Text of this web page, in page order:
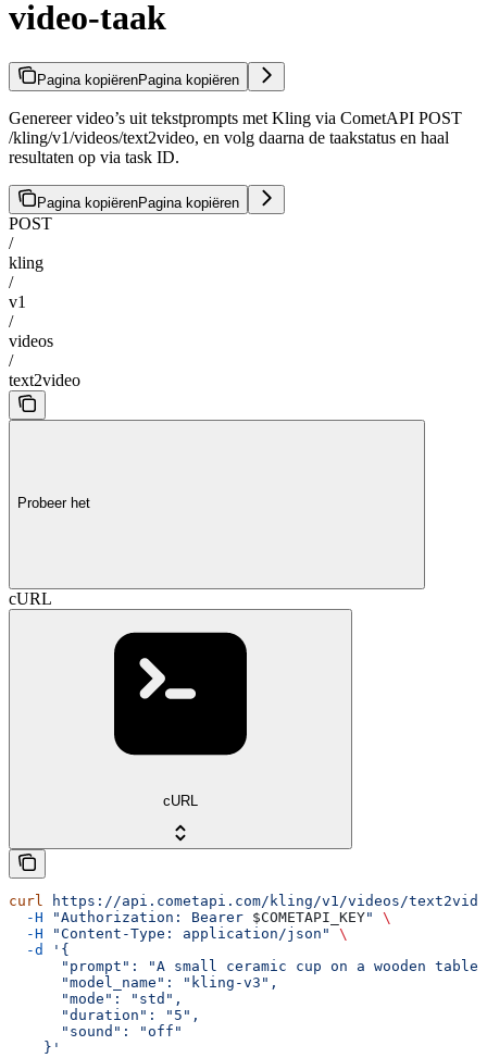
video-taak
Pagina kopiërenPagina kopiëren
Genereer video’s uit tekstprompts met Kling via CometAPI POST
/kling/v1/videos/text2video, en volg daarna de taakstatus en haal
resultaten op via task ID.
Pagina kopiërenPagina kopiëren
POST
/
kling
/
v1
/
videos
/
text2video
Probeer het
cURL
cURL
curl https://api.cometapi.com/kling/v1/videos/
  -H
"Authorization: Bearer $COMETAPI_KEY"
\
  -H
"Content-Type: application/json"
\
  -d
'{
"prompt": "A small ceramic cup on a wooden
      "model_name": "kling-v3",
      "mode": "std",
      "duration": "5",
      "sound": "off"
    }'